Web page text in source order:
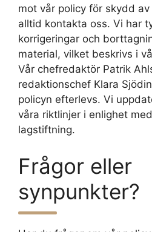
mot vår policy för skydd
alltid kontakta oss. Vi har
korrigeringar och
material, vilket beskrivs i
Vår chefredaktör Patrik
redaktionschef Klara
policyn efterlevs. Vi
våra riktlinjer i enlighet
lagstiftning.
Frågor eller
synpunkter?